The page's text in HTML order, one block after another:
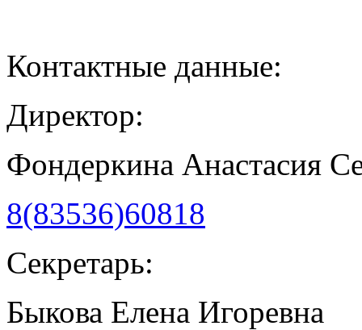
Контактные данные:
Директор:
Фондеркина Анастасия
8(83536)60818
Секретарь:
Быкова Елена Игоревна